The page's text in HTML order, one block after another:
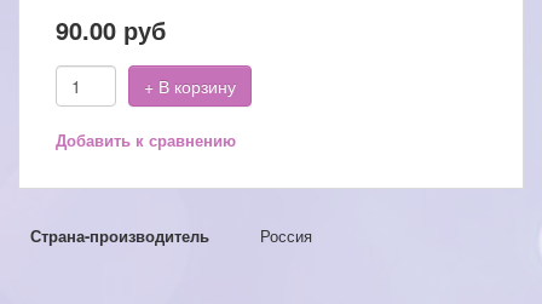
90.00 руб
+ В корзину
Добавить к сравнению
Страна-производитель Россия